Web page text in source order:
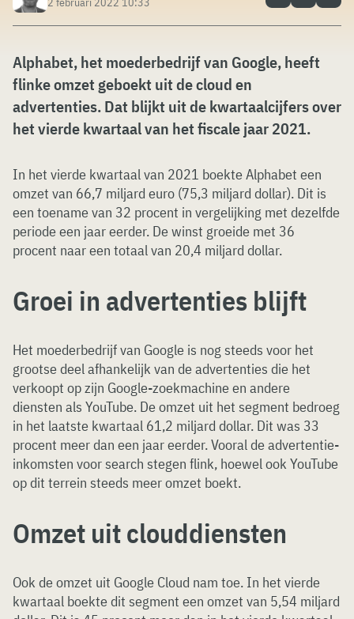
Alphabet, het moederbedrijf van Google, heeft
flinke omzet geboekt uit de cloud en
advertenties. Dat blijkt uit de kwartaalcijfers over
het vierde kwartaal van het fiscale jaar 2021.
In het vierde kwartaal van 2021 boekte Alphabet een
omzet van 66,7 miljard euro (75,3 miljard dollar). Dit is
een toename van 32 procent in vergelijking met dezelfde
periode een jaar eerder. De winst groeide met 36
procent naar een totaal van 20,4 miljard dollar.
Groei in advertenties blijft
Het moederbedrijf van Google is nog steeds voor het
grootse deel afhankelijk van de advertenties die het
verkoopt op zijn Google-zoekmachine en andere
diensten als YouTube. De omzet uit het segment bedroeg
in het laatste kwartaal 61,2 miljard dollar. Dit was 33
procent meer dan een jaar eerder. Vooral de advertentie-
inkomsten voor search stegen flink, hoewel ook YouTube
op dit terrein steeds meer omzet boekt.
Omzet uit clouddiensten
Ook de omzet uit Google Cloud nam toe. In het vierde
kwartaal boekte dit segment een omzet van 5,54 miljard